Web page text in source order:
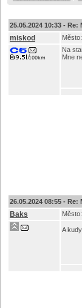
25.05.2024 10:33 - Re:
miskod Město:
Na
Mne
26.05.2024 08:55 - Re:
Baks Město:
A